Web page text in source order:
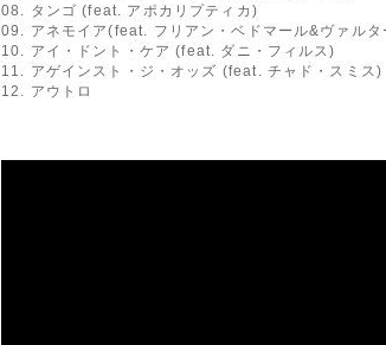
08. タンゴ (feat. アポカリプティカ)
09. アネモイア(feat. フリアン・ベドマール&ヴァルタ
10. アイ・ドント・ケア (feat. ダニ・フィルス)
11. アゲインスト・ジ・オッズ (feat. チャド・スミス)
12. アウトロ